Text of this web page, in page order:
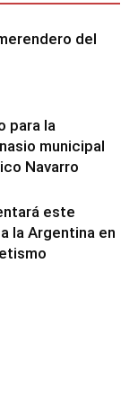
del
para la
municipal
Navarro
este
la Argentina en